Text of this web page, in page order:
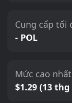
Cung cấp tối
- POL
Mức cao
$1.29 (13 thg